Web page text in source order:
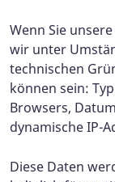
Wenn Sie
wir unter
technischen
können sein:
Browsers,
dynamische IP-
Diese Daten